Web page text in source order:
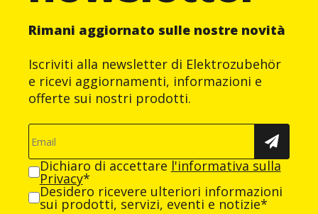
Rimani aggiornato sulle nostre novità
Iscriviti alla newsletter di Elektrozubehör
e ricevi aggiornamenti, informazioni e
offerte sui nostri prodotti.
Dichiaro di accettare l'informativa sulla
Privacy*
Desidero ricevere ulteriori informazioni
sui prodotti, servizi, eventi e notizie*